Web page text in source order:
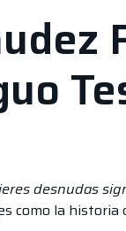
desnudas
como la